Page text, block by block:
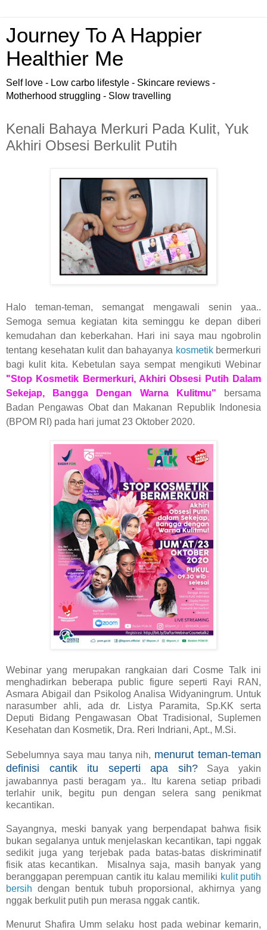
Journey To A Happier
Healthier Me
Self love - Low carbo lifestyle - Skincare reviews -
Motherhood struggling - Slow travelling
Kenali Bahaya Merkuri Pada Kulit, Yuk
Akhiri Obsesi Berkulit Putih
Halo teman-teman, semangat mengawali senin yaa..
Semoga semua kegiatan kita seminggu ke depan diberi
kemudahan dan keberkahan. Hari ini saya mau ngobrolin
tentang kesehatan kulit dan bahayanya kosmetikbermerkuri
bagi kulit kita. Kebetulan saya sempat mengikuti Webinar
"Stop Kosmetik Bermerkuri, Akhiri Obsesi Putih Dalam
Sekejap, Bangga Dengan Warna Kulitmu" bersama
Badan Pengawas Obat dan Makanan Republik Indonesia
(BPOM RI) pada hari jumat 23 Oktober 2020.
Webinar yang merupakan rangkaian dari Cosme Talk ini
menghadirkan beberapa public figure seperti Rayi RAN,
Asmara Abigail dan Psikolog Analisa Widyaningrum. Untuk
narasumber ahli, ada dr. Listya Paramita, Sp.KK serta
Deputi Bidang Pengawasan Obat Tradisional, Suplemen
Kesehatan dan Kosmetik, Dra. Reri Indriani, Apt., M.Si.
Sebelumnya saya mau tanya nih, menurut teman-teman
definisi cantik itu seperti apa sih?
Saya yakin
jawabannya pasti beragam ya.. Itu karena setiap pribadi
terlahir unik, begitu pun dengan selera sang penikmat
kecantikan.
Sayangnya, meski banyak yang berpendapat bahwa fisik
bukan segalanya untuk menjelaskan kecantikan, tapi nggak
sedikit juga yang terjebak pada batas-batas diskriminatif
fisik atas kecantikan. Misalnya saja, masih banyak yang
beranggapan perempuan cantik itu kalau memiliki kulit putih
bersih dengan bentuk tubuh proporsional, akhirnya yang
nggak berkulit putih pun merasa nggak cantik.
Menurut Shafira Umm selaku host pada webinar kemarin,